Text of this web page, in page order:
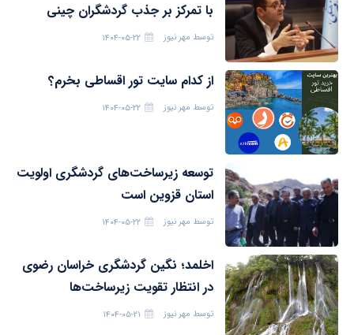
با تمرکز بر جذب گردشگران چینی
توسط مهر نیوز ۱۴۰۴-۰۵-۲۲
از کدام سایت تور اقساطی بخرم؟
توسط مهر نیوز ۱۴۰۴-۰۵-۲۲
توسعه زیرساخت‌های گردشگری اولویت
استان قزوین است
توسط مهر نیوز ۱۴۰۴-۰۵-۲۲
اخلمد؛ نگین گردشگری خراسان رضوی
در انتظار تقویت زیرساخت‌ها
توسط مهر نیوز ۱۴۰۴-۰۵-۲۱